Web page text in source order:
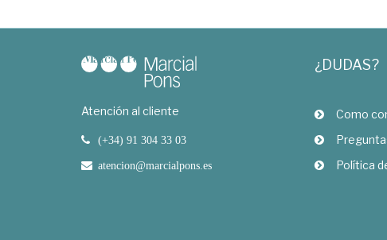
Atención al cliente
(+34) 91 304 33 03
atencion@marcialpons.es
¿DUDAS?
Como
Política